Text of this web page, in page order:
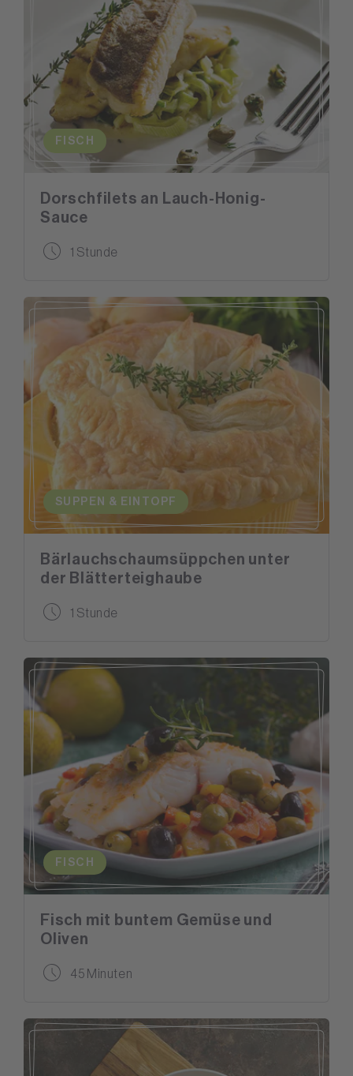
FISCH
Dorschfilets an Lauch-Honig-
Sauce
1 Stunde
SUPPEN & EINTOPF
Bärlauchschaumsüppchen unter
der Blätterteighaube
1 Stunde
FISCH
Fisch mit buntem Gemüse und
Oliven
45 Minuten